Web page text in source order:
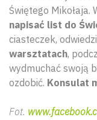
Świętego Mikołaja.
napisać list do
ciasteczek,
warsztatach,
wydmuchać swoją
ozdobić. Konsulat
Fot.